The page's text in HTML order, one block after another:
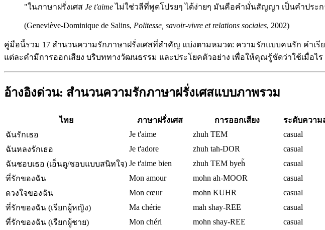
"ในภาษาฝรั่งเศส Je t'aimeไม่ใช่วลีที่พูดโปรยๆ ได้ง่ายๆ มันคือคำมั่นสัญญา เป็นคำประ
(Geneviève-Dominique de Salins, Politesse, savoir-vivre et relations sociales, 2002)
คู่มือนี้รวม 17 สำนวนความรักภาษาฝรั่งเศสที่สำคัญ แบ่งตามหมวด: ความรักแบบคนรัก คำเ
แต่ละคำมีการออกเสียง บริบททางวัฒนธรรม และประโยคตัวอย่าง เพื่อให้คุณรู้ชัดว่าใช้เมื่อไร
อ้างอิงด่วน: สำนวนความรักภาษาฝรั่งเศสแบบภาพรวม
ไทย ภาษาฝรั่งเศส การออกเสียง
ระดับความ
ฉันรักเธอ
Je t'aime zhuh TEM
casual
ฉันหลงรักเธอ
Je t'adore zhuh tah-DOR
casual
ฉันชอบเธอ (เอ็นดู/ชอบแบบสนิทใจ) Je t'aime bien zhuh TEM byeh̃
casual
ที่รักของฉัน
Mon amour mohn ah-MOOR
casual
ดวงใจของฉัน
Mon cœur mohn KUHR
casual
ที่รักของฉัน (เรียกผู้หญิง)
Ma chérie mah shay-REE
casual
ที่รักของฉัน (เรียกผู้ชาย)
Mon chéri mohn shay-REE
casual